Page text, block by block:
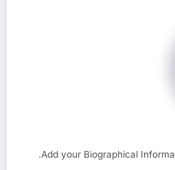
Add your Biographical